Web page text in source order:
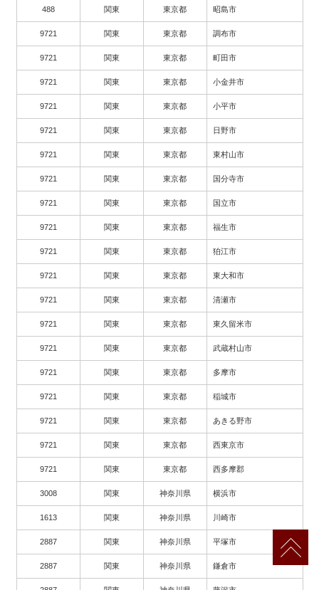
488 関東 東京都 昭島市
9721 関東 東京都 調布市
9721 関東 東京都 町田市
9721 関東 東京都 小金井市
9721 関東 東京都 小平市
9721 関東 東京都 日野市
9721 関東 東京都 東村山市
9721 関東 東京都 国分寺市
9721 関東 東京都 国立市
9721 関東 東京都 福生市
9721 関東 東京都 狛江市
9721 関東 東京都 東大和市
9721 関東 東京都 清瀬市
9721 関東 東京都 東久留米市
9721 関東 東京都 武蔵村山市
9721 関東 東京都 多摩市
9721 関東 東京都 稲城市
9721 関東 東京都 あきる野市
9721 関東 東京都 西東京市
9721 関東 東京都 西多摩郡
3008 関東 神奈川県 横浜市
1613 関東 神奈川県 川崎市
2887 関東 神奈川県 平塚市
2887 関東 神奈川県 鎌倉市